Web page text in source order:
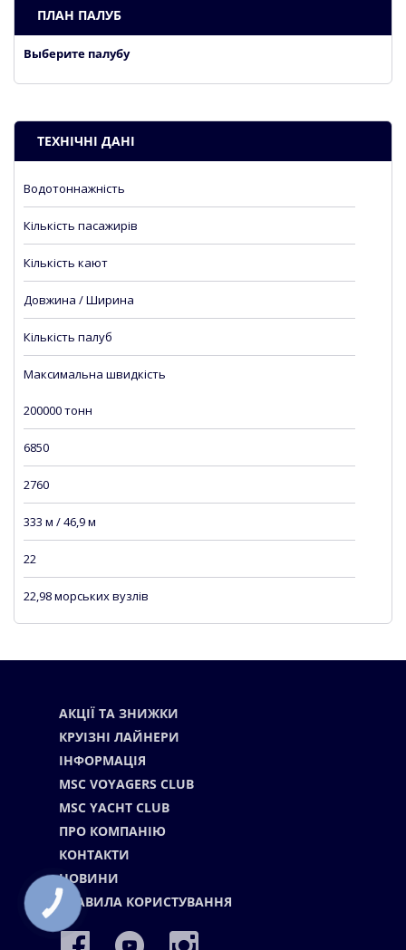
ПЛАН ПАЛУБ
Выберите палубу
ТЕХНІЧНІ ДАНІ
Водотоннажність
Кількість пасажирів
Кількість кают
Довжина / Ширина
Кількість палуб
Максимальна швидкість
200000 тонн
6850
2760
333 м / 46,9 м
22
22,98 морських вузлів
АКЦІЇ ТА ЗНИЖКИ
КРУІЗНІ ЛАЙНЕРИ
ІНФОРМАЦІЯ
MSC VOYAGERS CLUB
MSC YACHT CLUB
ПРО КОМПАНІЮ
КОНТАКТИ
НОВИНИ
ПРАВИЛА КОРИСТУВАННЯ
КНОПКА
СВЯЗИ